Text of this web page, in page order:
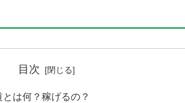
目次
は何？稼げるの？